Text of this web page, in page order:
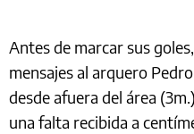
Antes de marcar sus
mensajes al arquero
desde afuera del área
una falta recibida a